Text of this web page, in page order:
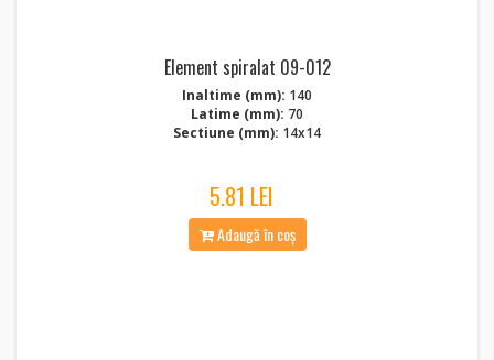
Element spiralat 09-012
Inaltime (mm): 140
Latime (mm): 70
Sectiune (mm): 14x14
5.81 LEI
Adaugă în coș